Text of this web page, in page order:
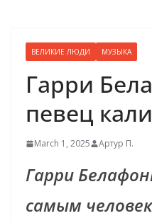
ВЕЛИКИЕ ЛЮДИ МУЗЫКА
Гарри
певец
March 1, 2025 Артур П.
Гарри
самым